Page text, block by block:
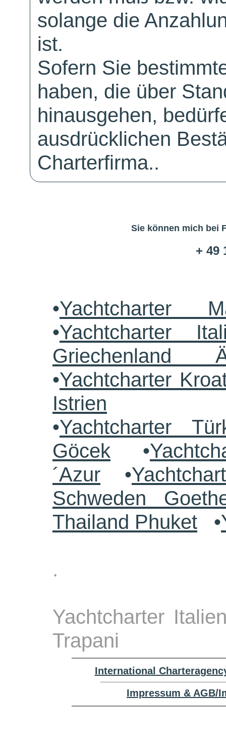
solange die
ist.
Sofern Sie
haben, die über
hinausgehen,
ausdrücklichen
Charterfirma..
Sie können mich bei
+ 49
•Yachtcharter
•Yachtcharter
Griechenland
•Yachtcharter
Istrien
•Yachtcharter
Göcek •
´Azur •
Schweden
Thailand Phuket •
.
Yachtcharter
Trapani
International
Impressum & AGB/